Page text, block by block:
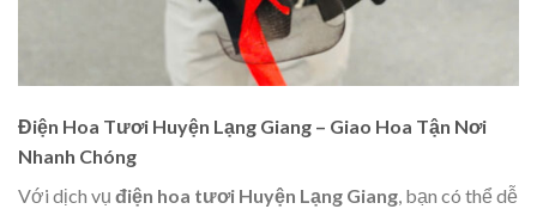
Điện Hoa Tươi Huyện Lạng Giang – Giao Hoa Tận Nơi
Nhanh Chóng
Với dịch vụ điện hoa tươi Huyện Lạng Giang , bạn có thể dễ